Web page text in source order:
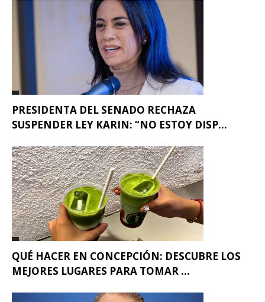
PRESIDENTA DEL SENADO RECHAZA
SUSPENDER LEY KARIN: “NO ESTOY DISP...
QUÉ HACER EN CONCEPCIÓN: DESCUBRE LOS
MEJORES LUGARES PARA TOMAR ...